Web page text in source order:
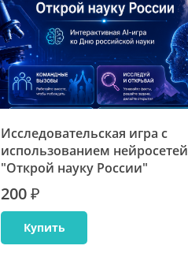
Исследовательская игра с
использованием нейросетей
"Открой науку России"
200 ₽
Купить